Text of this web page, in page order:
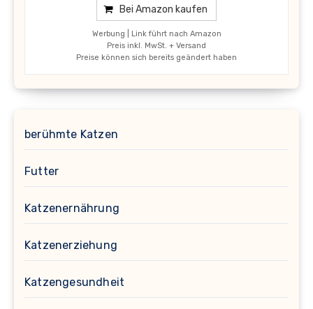
Bei Amazon kaufen
Werbung | Link führt nach Amazon
Preis inkl. MwSt. + Versand
Preise können sich bereits geändert haben
berühmte Katzen
Futter
Katzenernährung
Katzenerziehung
Katzengesundheit